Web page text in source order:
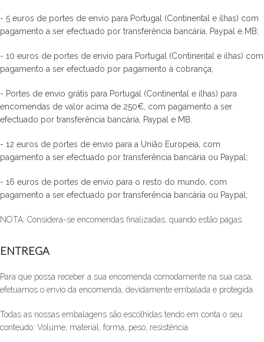
- 5 euros de portes de envio para Portugal (Continental e ilhas) com
pagamento a ser efectuado por transferência bancária, Paypal e MB;
- 10 euros de portes de envio para Portugal (Continental e ilhas) com
pagamento a ser efectuado por pagamento à cobrança;
- Portes de envio grátis para Portugal (Continental e ilhas) para
encomendas de valor acima de 250€, com pagamento a ser
efectuado por transferência bancária, Paypal e MB.
- 12 euros de portes de envio para a União Europeia, com
pagamento a ser efectuado por transferência bancária ou Paypal;
- 16 euros de portes de envio para o resto do mundo, com
pagamento a ser efectuado por transferência bancária ou Paypal;
NOTA: Considera-se encomendas finalizadas, quando estão pagas.
ENTREGA
Para que possa receber a sua encomenda comodamente na sua casa,
efetuamos o envio da encomenda, devidamente embalada e protegida.
Todas as nossas embalagens são escolhidas tendo em conta o seu
conteúdo: Volume, material, forma, peso, resistência.